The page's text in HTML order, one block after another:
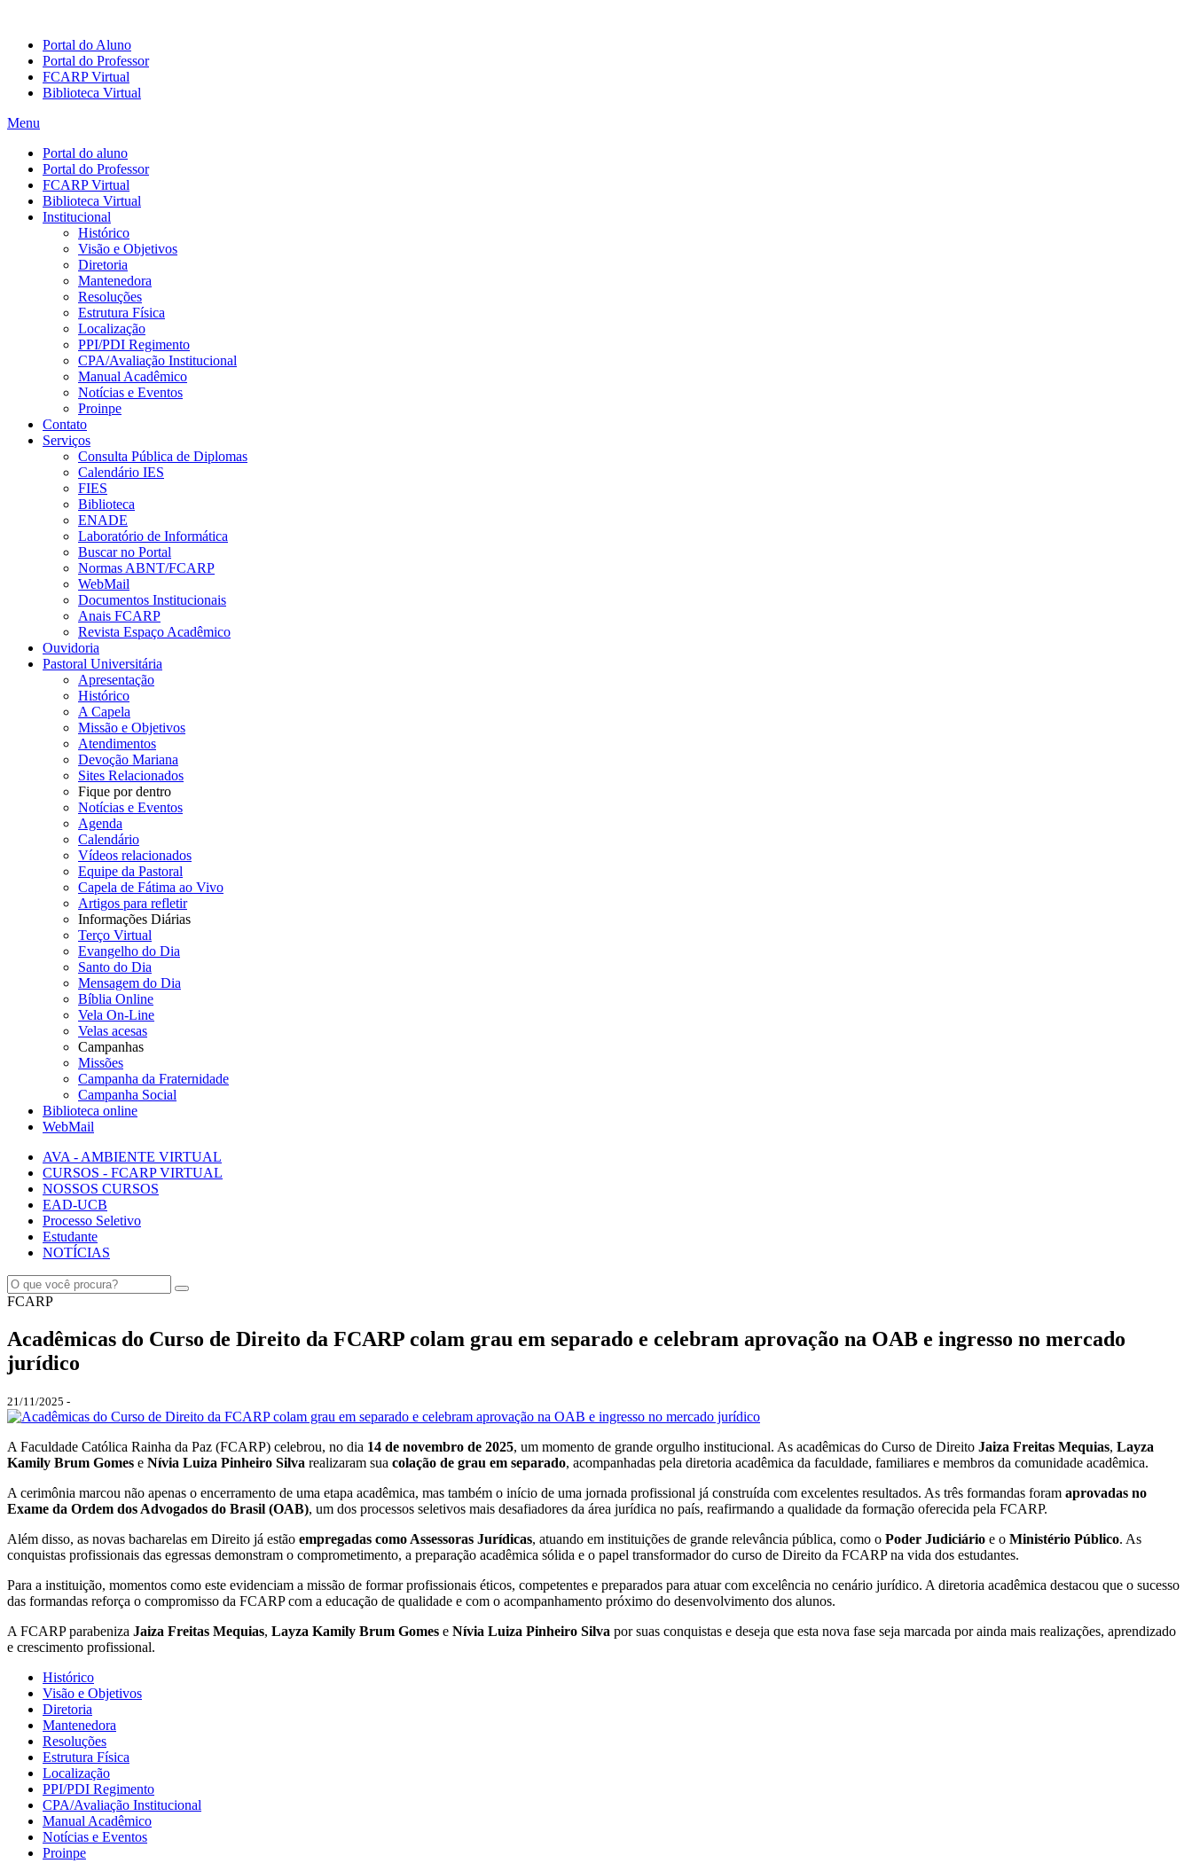
Portal do Aluno
Portal do Professor
FCARP Virtual
Biblioteca Virtual
Menu
Portal do aluno
Portal do Professor
FCARP Virtual
Biblioteca Virtual
Institucional
Histórico
Visão e Objetivos
Diretoria
Mantenedora
Resoluções
Estrutura Física
Localização
PPI/PDI Regimento
CPA/Avaliação Institucional
Manual Acadêmico
Notícias e Eventos
Proinpe
Contato
Serviços
Consulta Pública de Diplomas
Calendário IES
FIES
Biblioteca
ENADE
Laboratório de Informática
Buscar no Portal
Normas ABNT/FCARP
WebMail
Documentos Institucionais
Anais FCARP
Revista Espaço Acadêmico
Ouvidoria
Pastoral Universitária
Apresentação
Histórico
A Capela
Missão e Objetivos
Atendimentos
Devoção Mariana
Sites Relacionados
Fique por dentro
Notícias e Eventos
Agenda
Calendário
Vídeos relacionados
Equipe da Pastoral
Capela de Fátima ao Vivo
Artigos para refletir
Informações Diárias
Terço Virtual
Evangelho do Dia
Santo do Dia
Mensagem do Dia
Bíblia Online
Vela On-Line
Velas acesas
Campanhas
Missões
Campanha da Fraternidade
Campanha Social
Biblioteca online
WebMail
AVA - AMBIENTE VIRTUAL
CURSOS - FCARP VIRTUAL
NOSSOS CURSOS
EAD-UCB
Processo Seletivo
Estudante
NOTÍCIAS
FCARP
Acadêmicas do Curso de Direito da FCARP colam grau em separado e celebram aprovação na OAB e ingresso no mercado
jurídico
21/11/2025 -
A Faculdade Católica Rainha da Paz (FCARP) celebrou, no dia 14 de novembro de 2025, um momento de grande orgulho institucional. As acadêmicas do Curso de Direito Jaiza Freitas Mequias, Layza
Kamily Brum Gomes e Nívia Luiza Pinheiro Silva realizaram sua colação de grau em separado, acompanhadas pela diretoria acadêmica da faculdade, familiares e membros da comunidade acadêmica.
A cerimônia marcou não apenas o encerramento de uma etapa acadêmica, mas também o início de uma jornada profissional já construída com excelentes resultados. As três formandas foram aprovadas no
Exame da Ordem dos Advogados do Brasil (OAB), um dos processos seletivos mais desafiadores da área jurídica no país, reafirmando a qualidade da formação oferecida pela FCARP.
Além disso, as novas bacharelas em Direito já estão empregadas como Assessoras Jurídicas, atuando em instituições de grande relevância pública, como o Poder Judiciário e o Ministério Público. As
conquistas profissionais das egressas demonstram o comprometimento, a preparação acadêmica sólida e o papel transformador do curso de Direito da FCARP na vida dos estudantes.
Para a instituição, momentos como este evidenciam a missão de formar profissionais éticos, competentes e preparados para atuar com excelência no cenário jurídico. A diretoria acadêmica destacou que o sucesso
das formandas reforça o compromisso da FCARP com a educação de qualidade e com o acompanhamento próximo do desenvolvimento dos alunos.
A FCARP parabeniza Jaiza Freitas Mequias, Layza Kamily Brum Gomes e Nívia Luiza Pinheiro Silva por suas conquistas e deseja que esta nova fase seja marcada por ainda mais realizações, aprendizado
e crescimento profissional.
Histórico
Visão e Objetivos
Diretoria
Mantenedora
Resoluções
Estrutura Física
Localização
PPI/PDI Regimento
CPA/Avaliação Institucional
Manual Acadêmico
Notícias e Eventos
Proinpe